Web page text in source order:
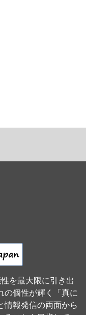
を最大限に引き出
の個性が輝く「真に
情報発信の両面から